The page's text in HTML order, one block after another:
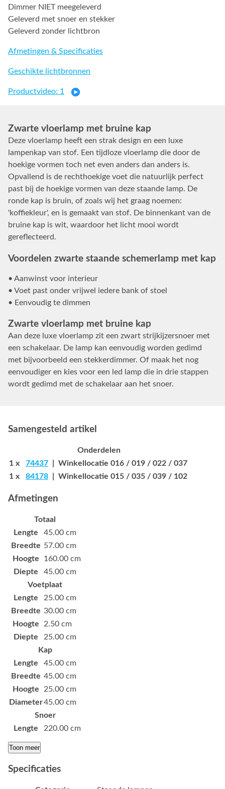
Dimmer NIET meegeleverd
Geleverd met snoer en stekker
Geleverd zonder lichtbron
Afmetingen & Specificaties
Geschikte lichtbronnen
Productvideo: 1
Zwarte vloerlamp met bruine kap
Deze vloerlamp heeft een strak design en een luxe
lampenkap van stof. Een tijdloze vloerlamp die door de
hoekige vormen toch net even anders dan anders is.
Opvallend is de rechthoekige voet die natuurlijk perfect
past bij de hoekige vormen van deze staande lamp. De
ronde kap is bruin, of zoals wij het graag noemen:
'koffiekleur', en is gemaakt van stof. De binnenkant van de
bruine kap is wit, waardoor het licht mooi wordt
gereflecteerd.
Voordelen zwarte staande schemerlamp met kap
• Aanwinst voor interieur
• Voet past onder vrijwel iedere bank of stoel
• Eenvoudig te dimmen
Zwarte vloerlamp met bruine kap
Aan deze luxe vloerlamp zit een zwart strijkijzersnoer met
een schakelaar. De lamp kan eenvoudig worden gedimd
met bijvoorbeeld een stekkerdimmer. Of maak het nog
eenvoudiger en kies voor een led lamp die in drie stappen
wordt gedimd met de schakelaar aan het snoer.
Samengesteld artikel
Onderdelen
1 x 74437 | Winkellocatie 016 / 019 / 022 / 037
1 x 84178 | Winkellocatie 015 / 035 / 039 / 102
Afmetingen
Totaal
Lengte
45.00 cm
Breedte 57.00 cm
Hoogte
160.00 cm
Diepte
45.00 cm
Voetplaat
Lengte
25.00 cm
Breedte 30.00 cm
Hoogte
2.50 cm
Diepte
25.00 cm
Kap
Lengte
45.00 cm
Breedte 45.00 cm
Hoogte
25.00 cm
Diameter45.00 cm
Snoer
Lengte
220.00 cm
Toon meer
Specificaties